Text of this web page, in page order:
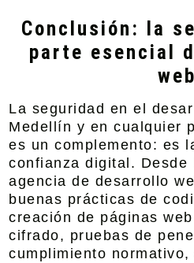
Conclusión: la
parte esencial
web
La seguridad en el
Medellín y en cualquier
es un complemento: es
confianza digital. Desde
agencia de desarrollo
buenas prácticas de
creación de páginas
cifrado, pruebas de
cumplimiento normativo,